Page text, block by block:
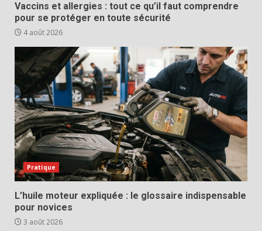
Vaccins et allergies : tout ce qu’il faut comprendre
pour se protéger en toute sécurité
4 août 2026
Pratique
L’huile moteur expliquée : le glossaire indispensable
pour novices
3 août 2026